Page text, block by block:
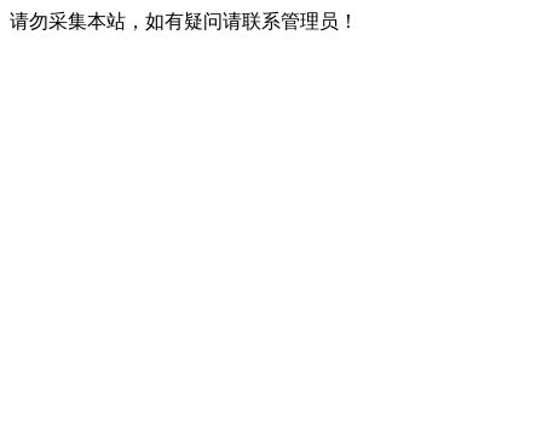
请勿采集本站，如有疑问请联系管理员！